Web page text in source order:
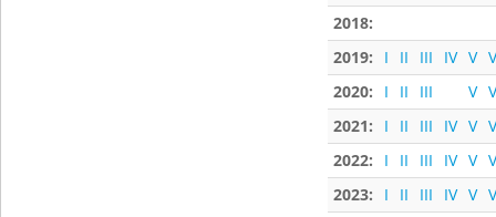
2018:
2019:
I II III IV V
2020:
I II III V
2021:
I II III IV V
2022:
I II III IV V
2023:
I II III IV V